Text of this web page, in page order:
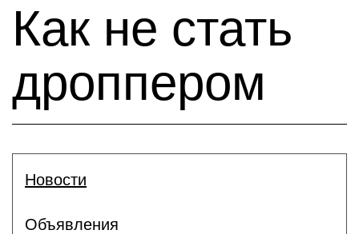
Как не стать
дроппером
Новости
Объявления